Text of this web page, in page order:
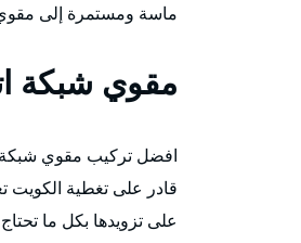
ماسة ومستمرة إلى مقوي
مقوي شبكة
افضل تركيب مقوي شبكة
قادر على تغطية
على تزويدها بكل ما